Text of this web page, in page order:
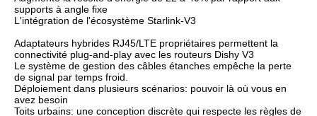
supports à angle fixe
L'intégration de l'écosystème Starlink-V3
Adaptateurs hybrides RJ45/LTE propriétaires permettent la
connectivité plug-and-play avec les routeurs Dishy V3
Le système de gestion des câbles étanches empêche la perte
de signal par temps froid.
Déploiement dans plusieurs scénarios: pouvoir là où vous en
avez besoin
Toits urbains: une conception discrète qui respecte les règles de